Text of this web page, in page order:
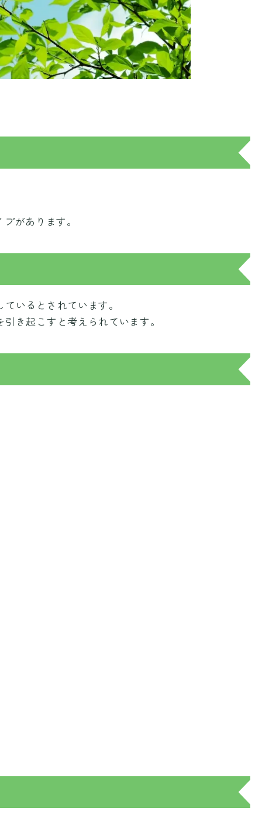
があります。
いるとされています。
き起こすと考えられています。